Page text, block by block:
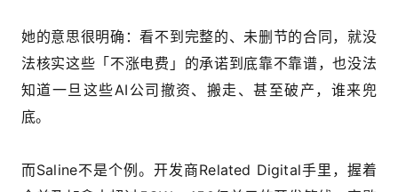
她的意思很明确：看不到完整的、未删节的合同，就没
法核实这些「不涨电费」的承诺到底靠不靠谱，也没法
知道一旦这些AI公司撤资、搬走、甚至破产，谁来兜
底。
而Saline不是个例。开发商Related Digital手里，握着